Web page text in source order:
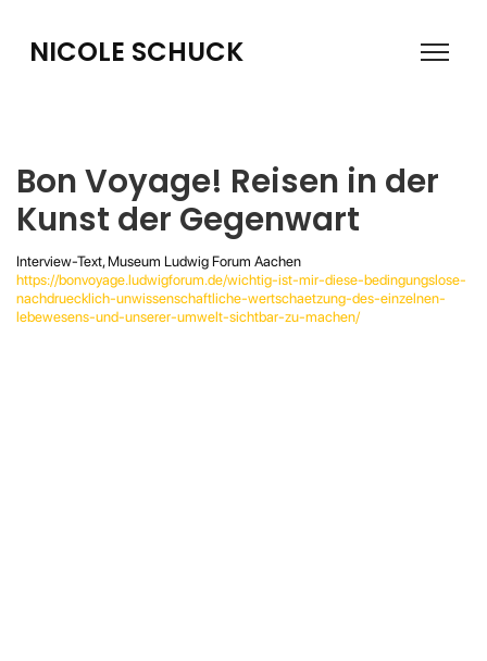
NICOLE SCHUCK
Bon Voyage! Reisen in der
Kunst der Gegenwart
Interview-Text, Museum Ludwig Forum Aachen
https://bonvoyage.ludwigforum.de/wichtig-ist-mir-diese-bedingungslose-
nachdruecklich-unwissenschaftliche-wertschaetzung-des-einzelnen-
lebewesens-und-unserer-umwelt-sichtbar-zu-machen/